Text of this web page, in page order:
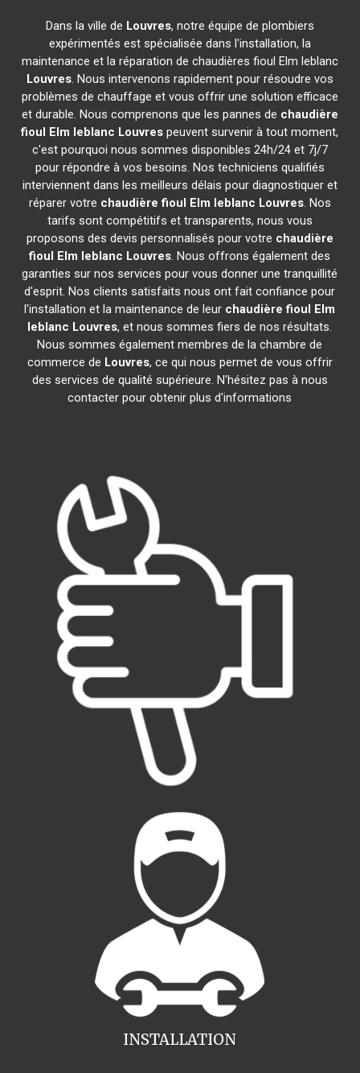
Dans la ville de Louvres, notre équipe de plombiers
expérimentés est spécialisée dans l'installation, la
maintenance et la réparation de chaudières fioul Elm leblanc
Louvres. Nous intervenons rapidement pour résoudre vos
problèmes de chauffage et vous offrir une solution efficace
et durable. Nous comprenons que les pannes de chaudière
fioul Elm leblanc Louvres peuvent survenir à tout moment,
c'est pourquoi nous sommes disponibles 24h/24 et 7j/7
pour répondre à vos besoins. Nos techniciens qualifiés
interviennent dans les meilleurs délais pour diagnostiquer et
réparer votre chaudière fioul Elm leblanc Louvres. Nos
tarifs sont compétitifs et transparents, nous vous
proposons des devis personnalisés pour votre chaudière
fioul Elm leblanc Louvres. Nous offrons également des
garanties sur nos services pour vous donner une tranquillité
d'esprit. Nos clients satisfaits nous ont fait confiance pour
l'installation et la maintenance de leur chaudière fioul Elm
leblanc Louvres, et nous sommes fiers de nos résultats.
Nous sommes également membres de la chambre de
commerce de Louvres, ce qui nous permet de vous offrir
des services de qualité supérieure. N'hésitez pas à nous
contacter pour obtenir plus d'informations
INSTALLATION